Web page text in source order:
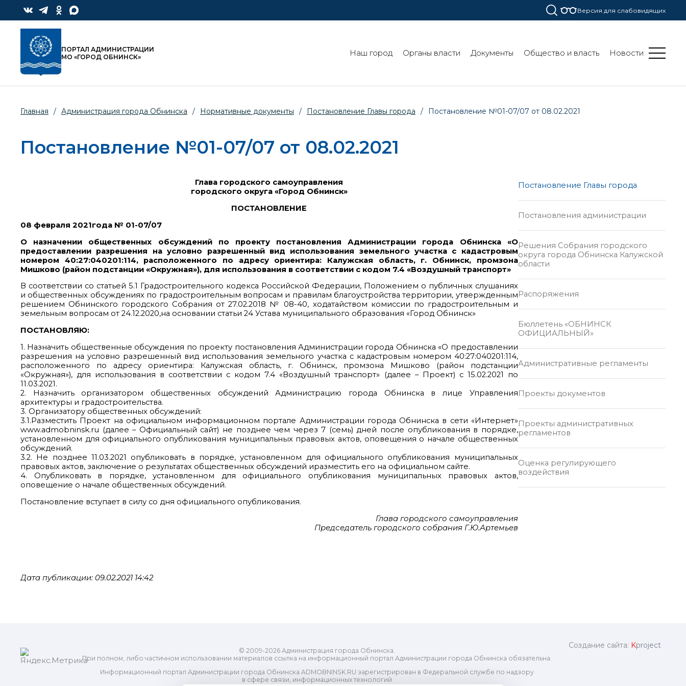
Версия для слабовидящих
ПОРТАЛ АДМИНИСТРАЦИИ
МО «ГОРОД ОБНИНСК»
Наш город Органы власти Документы Общество и власть Новости
Главная / Администрация города Обнинска / Нормативные документы / Постановление Главы города / Постановление №01-07/07 от 08.02.2021
Постановление №01-07/07 от 08.02.2021
Глава городского самоуправления
городского округа «Город Обнинск»
ПОСТАНОВЛЕНИЕ
08 февраля 2021года № 01-07/07
О назначении общественных обсуждений по проекту постановления Администрации города Обнинска «О
предоставлении разрешения на условно разрешенный вид использования земельного участка с кадастровым
номером 40:27:040201:114, расположенного по адресу ориентира: Калужская область, г. Обнинск, промзона
Мишково (район подстанции «Окружная»), для использования в соответствии с кодом 7.4 «Воздушный транспорт»
В соответствии со статьей 5.1 Градостроительного кодекса Российской Федерации, Положением о публичных слушаниях
и общественных обсуждениях по градостроительным вопросам и правилам благоустройства территории, утвержденным
решением Обнинского городского Собрания от 27.02.2018 № 08-40, ходатайством комиссии по градостроительным и
земельным вопросам от 24.12.2020,на основании статьи 24 Устава муниципального образования «Город Обнинск»
ПОСТАНОВЛЯЮ:
1. Назначить общественные обсуждения по проекту постановления Администрации города Обнинска «О предоставлении
разрешения на условно разрешенный вид использования земельного участка с кадастровым номером 40:27:040201:114,
расположенного по адресу ориентира: Калужская область, г. Обнинск, промзона Мишково (район подстанции
«Окружная»), для использования в соответствии с кодом 7.4 «Воздушный транспорт» (далее – Проект) с 15.02.2021 по
11.03.2021.
2. Назначить организатором общественных обсуждений Администрацию города Обнинска в лице Управления
архитектуры и градостроительства.
3. Организатору общественных обсуждений:
3.1.Разместить Проект на официальном информационном портале Администрации города Обнинска в сети «Интернет»
www.admobninsk.ru (далее – Официальный сайт) не позднее чем через 7 (семь) дней после опубликования в порядке,
установленном для официального опубликования муниципальных правовых актов, оповещения о начале общественных
обсуждений.
3.2. Не позднее 11.03.2021 опубликовать в порядке, установленном для официального опубликования муниципальных
правовых актов, заключение о результатах общественных обсуждений иразместить его на официальном сайте.
4. Опубликовать в порядке, установленном для официального опубликования муниципальных правовых актов,
оповещение о начале общественных обсуждений.
Постановление вступает в силу со дня официального опубликования.
Глава городского самоуправления
Председатель городского собрания Г.Ю.Артемьев
Дата публикации: 09.02.2021 14:42
Постановление Главы города
Постановления администрации
Решения Собрания городского
округа города Обнинска Калужской
области
Распоряжения
Бюллетень «ОБНИНСК
ОФИЦИАЛЬНЫЙ»
Административные регламенты
Проекты документов
Проекты административных
регламентов
Оценка регулирующего
воздействия
© 2009-2026 Администрация города Обнинска.
При полном, либо частичном использовании материалов ссылка на информационный портал Администрации города Обнинска обязательна.
Информационный портал Администрации города Обнинска ADMOBNINSK.RU зарегистрирован в Федеральной службе по надзору
в сфере связи, информационных технологий
Создание сайта: Kproject